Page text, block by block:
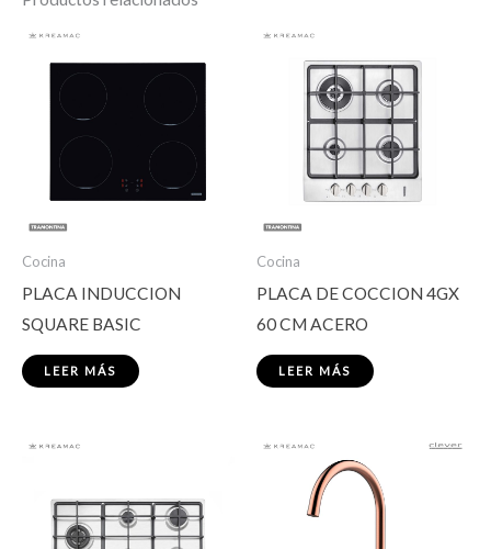
Cocina
PLACA INDUCCION
SQUARE BASIC
LEER MÁS
Cocina
PLACA DE COCCION 4GX
60 CM ACERO
LEER MÁS